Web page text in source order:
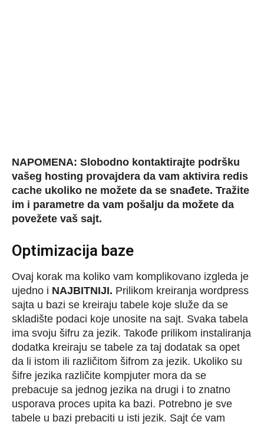
NAPOMENA: Slobodno kontaktirajte podršku
vašeg hosting provajdera da vam aktivira redis
cache ukoliko ne možete da se snađete. Tražite
im i parametre da vam pošalju da možete da
povežete vaš sajt.
Optimizacija baze
Ovaj korak ma koliko vam komplikovano izgleda je
ujedno i NAJBITNIJI. Prilikom kreiranja wordpress
sajta u bazi se kreiraju tabele koje služe da se
skladište podaci koje unosite na sajt. Svaka tabela
ima svoju šifru za jezik. Takođe prilikom instaliranja
dodatka kreiraju se tabele za taj dodatak sa opet
da li istom ili različitom šifrom za jezik. Ukoliko su
šifre jezika različite kompjuter mora da se
prebacuje sa jednog jezika na drugi i to znatno
usporava proces upita ka bazi. Potrebno je sve
tabele u bazi prebaciti u isti jezik. Sajt će vam